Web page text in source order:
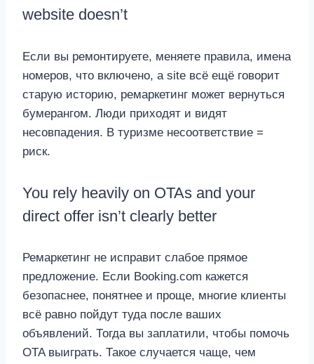
website doesn’t
Если вы ремонтируете, меняете правила, имена
номеров, что включено, а site всё ещё говорит
старую историю, ремаркетинг может вернуться
бумерангом. Люди приходят и видят
несовпадения. В туризме несоответствие =
риск.
You rely heavily on OTAs and your
direct offer isn’t clearly better
Ремаркетинг не исправит слабое прямое
предложение. Если Booking.com кажется
безопаснее, понятнее и проще, многие клиенты
всё равно пойдут туда после ваших
объявлений. Тогда вы заплатили, чтобы помочь
OTA выиграть. Такое случается чаще, чем